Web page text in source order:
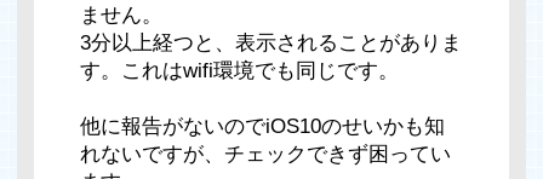
ません。
3分以上経つと、表示されることがありま
す。これはwifi環境でも同じです。
他に報告がないのでiOS10のせいかも知
れないですが、チェックできず困ってい